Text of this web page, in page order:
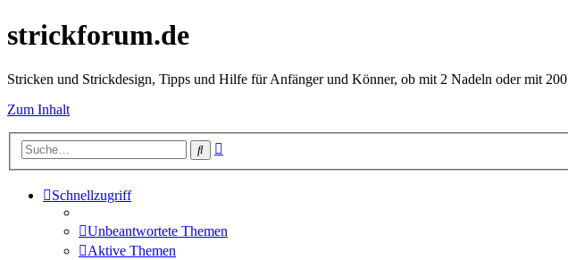
strickforum.de
Stricken und Strickdesign, Tipps und Hilfe für Anfänger und Könner, ob mit 2 Nadeln oder mit 200
Zum Inhalt
Suche
Schnellzugriff
Unbeantwortete Themen
Aktive Themen